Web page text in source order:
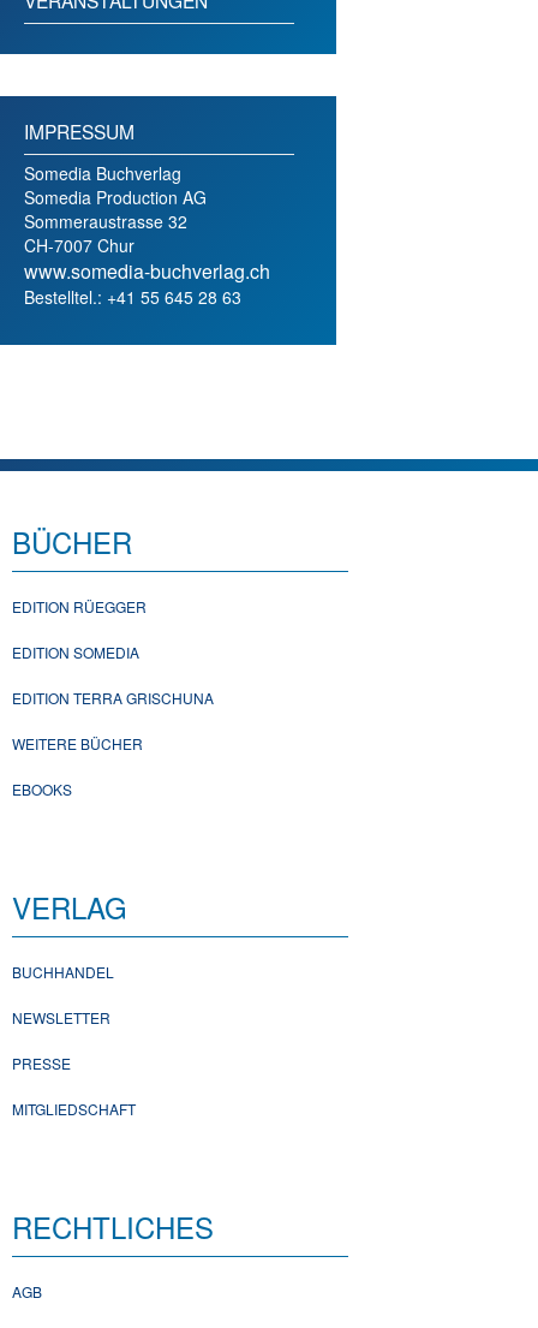
IMPRESSUM
Somedia Buchverlag
Somedia Production AG
Sommeraustrasse 32
CH-7007 Chur
www.somedia-buchverlag.ch
Bestelltel.: +41 55 645 28 63
BÜCHER
EDITION RÜEGGER
EDITION SOMEDIA
EDITION TERRA GRISCHUNA
WEITERE BÜCHER
EBOOKS
VERLAG
BUCHHANDEL
NEWSLETTER
PRESSE
MITGLIEDSCHAFT
RECHTLICHES
AGB